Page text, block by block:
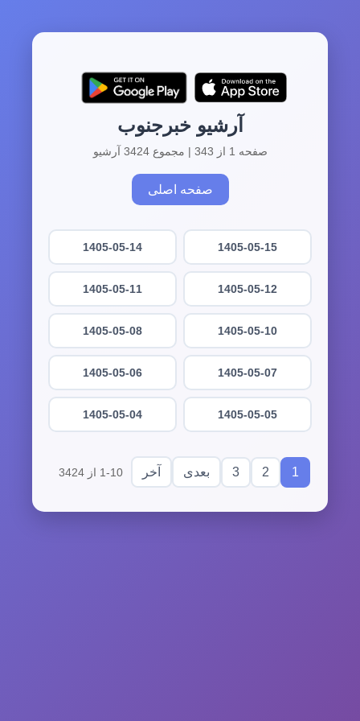
آرشیو خبرجنوب
صفحه 1 از 343 | مجموع 3424 آرشیو
صفحه اصلی
1405-05-15
1405-05-14
1405-05-12
1405-05-11
1405-05-10
1405-05-08
1405-05-07
1405-05-06
1405-05-05
1405-05-04
1
2
3 بعدی آخر 1-10 از 3424